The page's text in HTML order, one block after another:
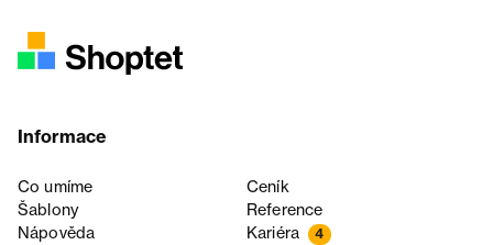
Informace
Co umíme
Ceník
Šablony
Reference
Nápověda
Kariéra 4